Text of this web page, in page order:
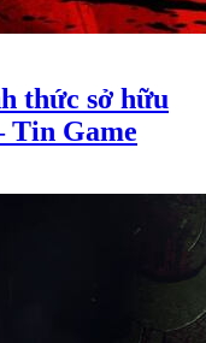
thức sở hữu
Tin Game